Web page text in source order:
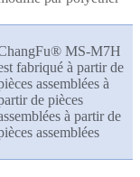
MS-M7H
fabriqué à partir de
assemblées à
de pièces
à partir de
assemblées